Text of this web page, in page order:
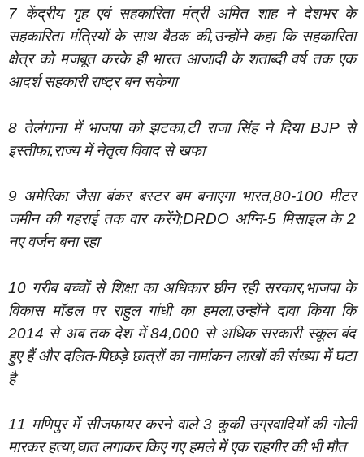
7 केंद्रीय गृह एवं सहकारिता मंत्री अमित शाह ने देशभर के
सहकारिता मंत्रियों के साथ बैठक की,उन्होंने कहा कि सहकारिता
क्षेत्र को मजबूत करके ही भारत आजादी के शताब्दी वर्ष तक एक
आदर्श सहकारी राष्ट्र बन सकेगा
8 तेलंगाना में भाजपा को झटका,टी राजा सिंह ने दिया BJP से
इस्तीफा,राज्य में नेतृत्व विवाद से खफा
9 अमेरिका जैसा बंकर बस्टर बम बनाएगा भारत,80-100 मीटर
जमीन की गहराई तक वार करेंगे;DRDO अग्नि-5 मिसाइल के 2
नए वर्जन बना रहा
10 गरीब बच्चों से शिक्षा का अधिकार छीन रही सरकार,भाजपा के
विकास मॉडल पर राहुल गांधी का हमला,उन्होंने दावा किया कि
2014 से अब तक देश में 84,000 से अधिक सरकारी स्कूल बंद
हुए हैं और दलित-पिछड़े छात्रों का नामांकन लाखों की संख्या में घटा
है
11 मणिपुर में सीजफायर करने वाले 3 कुकी उग्रवादियों की गोली
मारकर हत्या,घात लगाकर किए गए हमले में एक राहगीर की भी मौत